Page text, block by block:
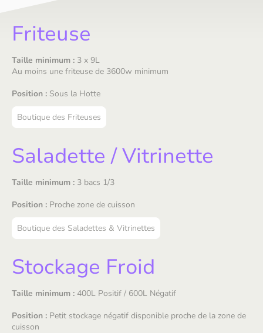
Friteuse
Taille minimum : 3 x 9L
Au moins une friteuse de 3600w minimum
Position : Sous la Hotte
Boutique des Friteuses
Saladette / Vitrinette
Taille minimum : 3 bacs 1/3
Position : Proche zone de cuisson
Boutique des Saladettes & Vitrinettes
Stockage Froid
Taille minimum : 400L Positif / 600L Négatif
Position : Petit stockage négatif disponible proche de la zone de
cuisson